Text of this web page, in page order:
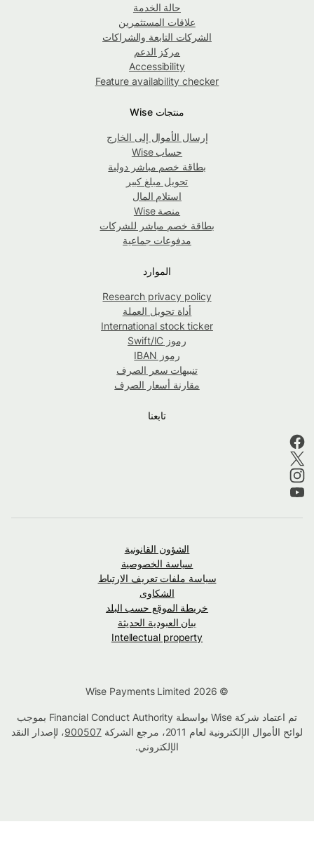
حالة الخدمة
علاقات المستثمرين
الشركات التابعة والشراكات
مركز الدعم
Accessibility
Feature availability checker
منتجات Wise
إرسال الأموال إلى الخارج
حساب Wise
بطاقة خصم مباشر دولية
تحويل مبلغ كبير
استلام المال
منصة Wise
بطاقة خصم مباشر للشركات
مدفوعات جماعية
الموارد
Research privacy policy
أداة تحويل العملة
International stock ticker
رموز Swift/IC
رموز IBAN
تنبيهات سعر الصرف
مقارنة أسعار الصرف
تابعنا
الشؤون القانونية
سياسة الخصوصية
سياسة ملفات تعريف الارتباط
الشكاوى
خريطة الموقع حسب البلد
بيان العبودية الحديثة
Intellectual property
تم اعتماد شركة Wise بواسطة Financial Conduct Authority بموجب
لوائح الأموال الإلكترونية لعام 2011، مرجع الشركة
900507، لإصدار النقد
الإلكتروني.